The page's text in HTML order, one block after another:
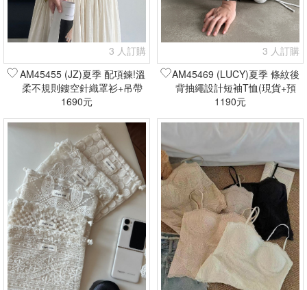
3 人訂購
AM45455 (JZ)夏季 配項鍊!溫
柔不規則鏤空針織罩衫+吊帶
上衣套裝(現貨+預購)
1690元
3 人訂購
AM45469 (LUCY)夏季 條紋後
背抽繩設計短袖T恤(現貨+預
購)
1190元